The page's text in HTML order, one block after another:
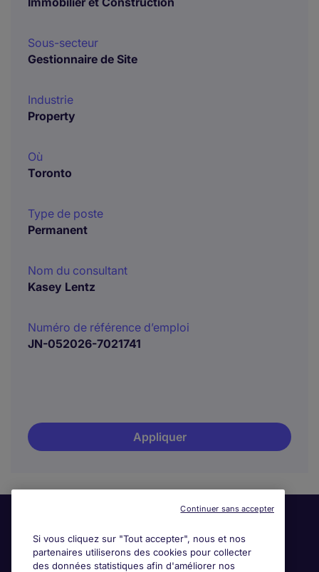
Sous-secteur
Gestionnaire de Site
Industrie
Property
Où
Toronto
Type de poste
Permanent
Nom du consultant
Kasey Lentz
Numéro de référence d’emploi
JN-052026-7021741
Appliquer
Si vous cliquez sur "Tout accepter", nous et nos
partenaires utiliserons des cookies pour collecter
des données statistiques afin d'améliorer nos
Continuer sans accepter